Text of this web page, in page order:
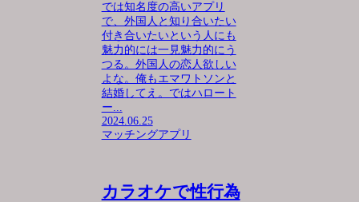
では知名度の高いアプリ
で、外国人と知り合いたい
付き合いたいという人にも
魅力的には一見魅力的にう
つる。外国人の恋人欲しい
よな。俺もエマワトソンと
結婚してえ。ではハロート
ー...
2024.06.25
マッチングアプリ
カラオケで性行為